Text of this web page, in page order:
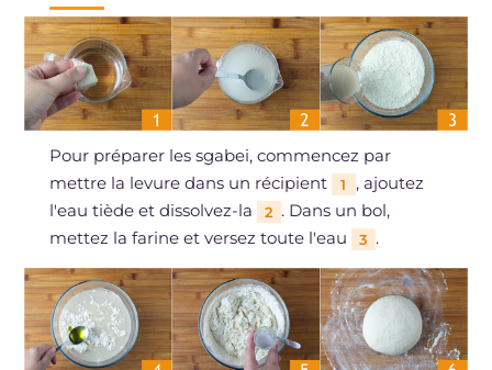
Pour préparer les sgabei, commencez par
mettre la levure dans un récipient
1
, ajoutez
l'eau tiède et dissolvez-la
2 . Dans un bol,
mettez la farine et versez toute l'eau
3 .